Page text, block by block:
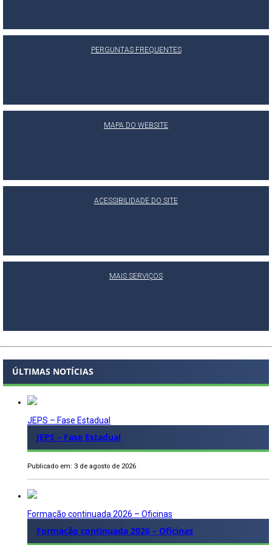
PERGUNTAS FREQUENTES
MAPA DO WEBSITE
ACESSIBILIDADE DO SITE
MAIS SERVIÇOS
ÚLTIMAS NOTÍCIAS
JEPS – Fase Estadual
JEPS – Fase Estadual
Publicado em: 3 de agosto de 2026
Formação continuada 2026 – Oficinas
Formação continuada 2026 – Oficinas